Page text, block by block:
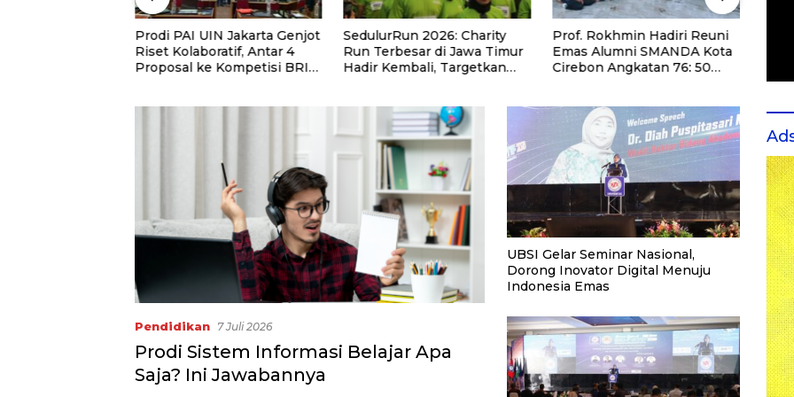
Prodi PAI UIN Jakarta Genjot
Riset Kolaboratif, Antar 4
Proposal ke Kompetisi BRIN
SedulurRun 2026: Charity
Run Terbesar di Jawa Timur
Hadir Kembali, Targetkan
dan Guru Honorer
Prof. Rokhmin Hadiri Reuni
Emas Alumni SMANDA Kota
Cirebon Angkatan 76: 50
Pendidikan 7 Juli 2026
Prodi Sistem Informasi Belajar Apa
Saja? Ini Jawabannya
UBSI Gelar Seminar Nasional,
Dorong Inovator Digital Menuju
Indonesia Emas